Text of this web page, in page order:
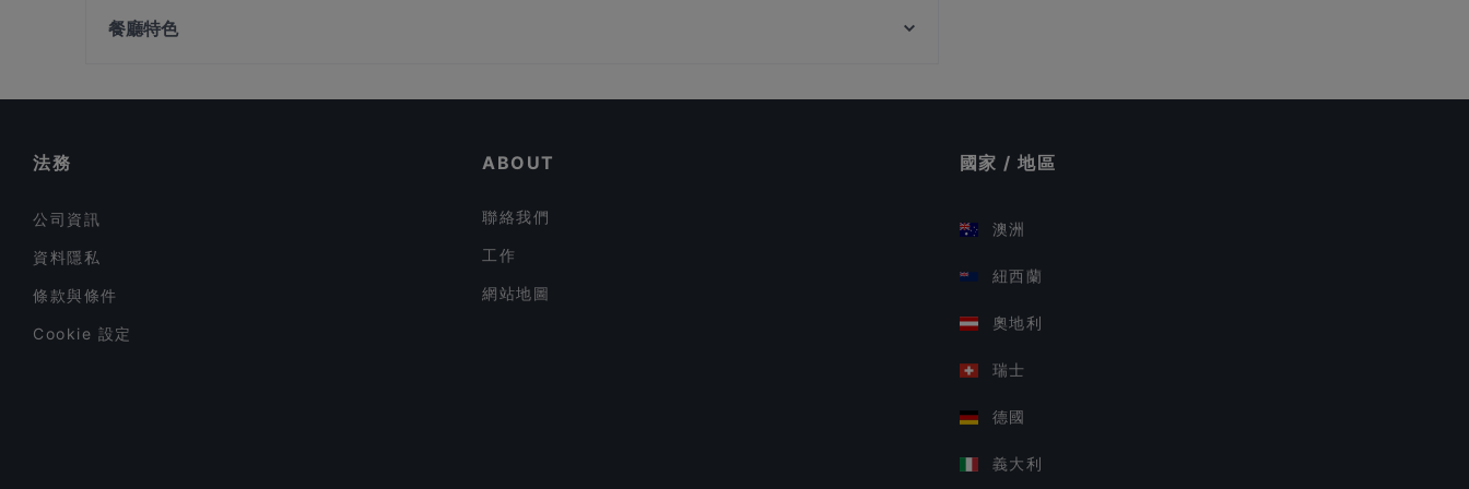
Junior Kuppanna Restaurant
餐廳特色
在 新加坡 的 環境舒適的餐廳
在 新加坡 的 晚餐
法務
公司資訊
資料隱私
條款與條件
Cookie 設定
ABOUT
聯絡我們
工作
網站地圖
國家 / 地區
澳洲
紐西蘭
奧地利
瑞士
德國
義大利